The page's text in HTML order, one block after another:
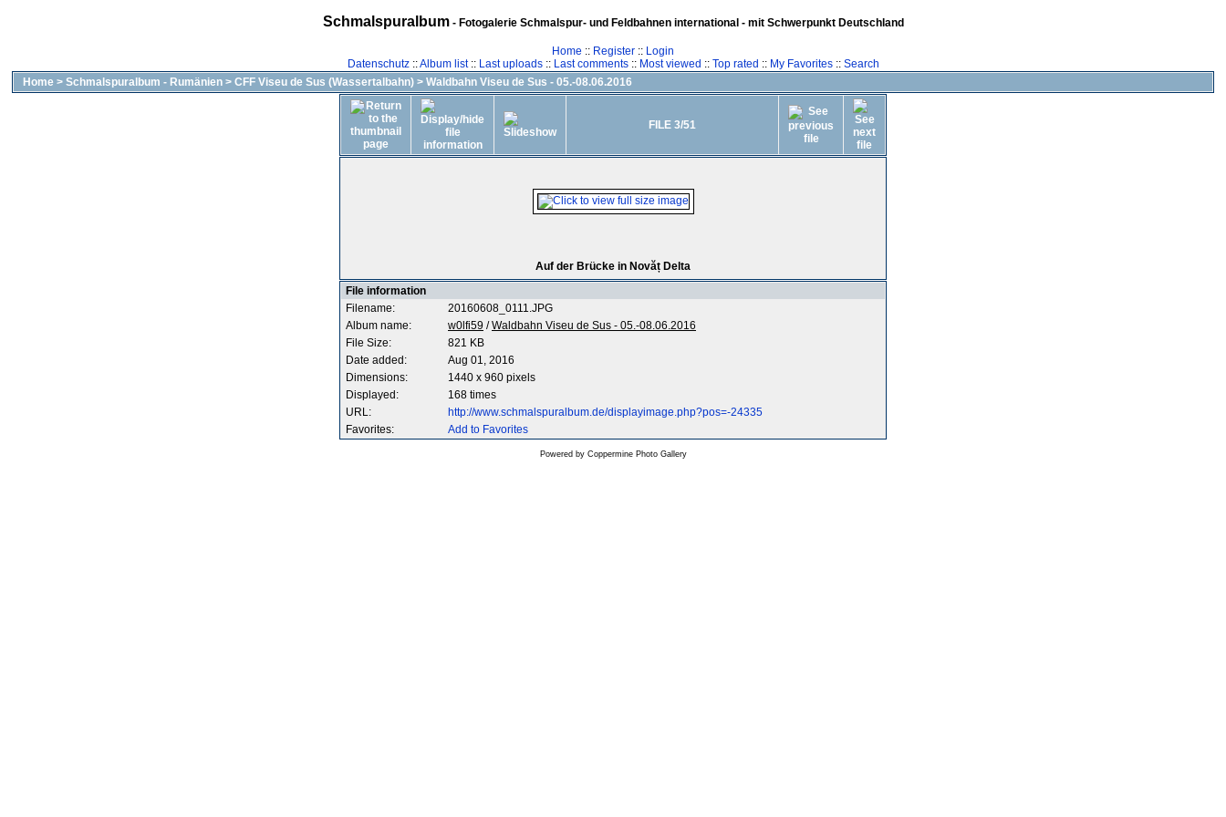
Schmalspuralbum- Fotogalerie Schmalspur- und Feldbahnen international - mit Schwerpunkt Deutschland
Home :: Register :: Login
Datenschutz::Album list:: Last uploads:: Last comments:: Most viewed :: Top rated :: My Favorites:: Search
Home > Schmalspuralbum - Rumänien > CFF Viseu de Sus (Wassertalbahn) > Waldbahn Viseu de Sus - 05.-08.06.2016
FILE 3/51
Auf der Brücke in Novăț Delta
File information
Filename:
20160608_0111.JPG
Album name:
w0lfi59 /Waldbahn Viseu de Sus - 05.-08.06.2016
File Size:
821 KB
Date added:
Aug 01, 2016
Dimensions:
1440 x 960 pixels
Displayed:
168 times
URL:
http://www.schmalspuralbum.de/displayimage.php?pos=-24335
Favorites:
Add to Favorites
Powered by Coppermine Photo Gallery